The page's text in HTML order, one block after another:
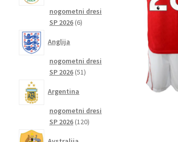
nogometni dresi
SP 2026 66
Anglija
nogometni dresi
SP 2026 5151
Argentina
nogometni dresi
SP 2026 120120